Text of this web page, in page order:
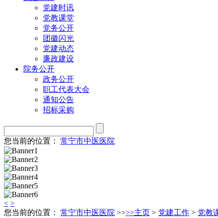
党建时讯
党教课堂
党务公开
团徽闪光
党建动态
廉政建设
院务公开
政务公开
职工代表大会
通知公告
招标采购
您当前的位置： 常宁市中医医院
< >
您当前的位置： 常宁市中医医院 >>>>主页 > 党建工作 > 党教